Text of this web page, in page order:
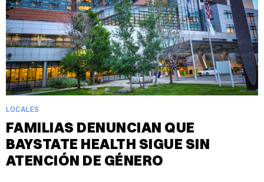
LOCALES
FAMILIAS DENUNCIAN QUE
BAYSTATE HEALTH SIGUE SIN
ATENCIÓN DE GÉNERO